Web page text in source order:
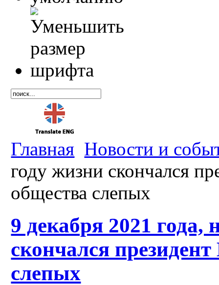
Главная Новости и
году жизни скончался
общества слепых
9 декабря 2021 года,
скончался
слепых